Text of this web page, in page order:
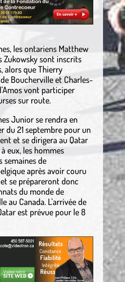
les ontariens Matthew
Zukowsky sont inscrits
alors que Thierry
Boucherville et Charles-
vont participer
sur route.
Junior se rendra en
du 21 septembre pour un
et se dirigera au Qatar
eux, les hommes
semaines de
après avoir couru
se prépareront donc
du monde de
au Canada. L’arrivée de
est prévue pour le 8